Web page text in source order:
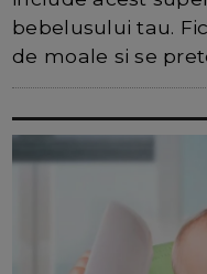
bebelusului tau.
de moale si se